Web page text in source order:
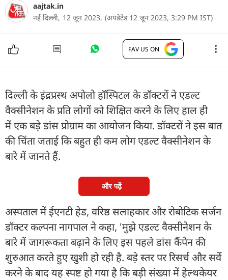
aajtak.in
नई दिल्ली, 12 जून 2023, (अपडेटेड 12 जून 2023, 3:29 PM IST)
FAV US ON
दिल्ली के इंद्रप्रस्थ अपोलो हॉस्पिटल के डॉक्टरों ने एडल्ट
वैक्सीनेशन के प्रति लोगों को शिक्षित करने के लिए हाल ही
में एक बड़े डांस प्रोग्राम का आयोजन किया. डॉक्टरों ने इस बात
की चिंता जताई कि बहुत ही कम लोग एडल्ट वैक्सीनेशन के
बारे में जानते हैं.
और पढ़ें
अस्पताल में ईएनटी हेड, वरिष्ठ सलाहकार और रोबोटिक सर्जन
डॉक्टर कल्पना नागपाल ने कहा, 'मुझे एडल्ट वैक्सीनेशन के
बारे में जागरूकता बढ़ाने के लिए इस पहले डांस कैंपेन की
शुरुआत करते हुए खुशी हो रही है. बड़े स्तर पर रिसर्च और सर्वे
करने के बाद यह स्पष्ट हो गया है कि बड़ी संख्या में हेल्थकेयर